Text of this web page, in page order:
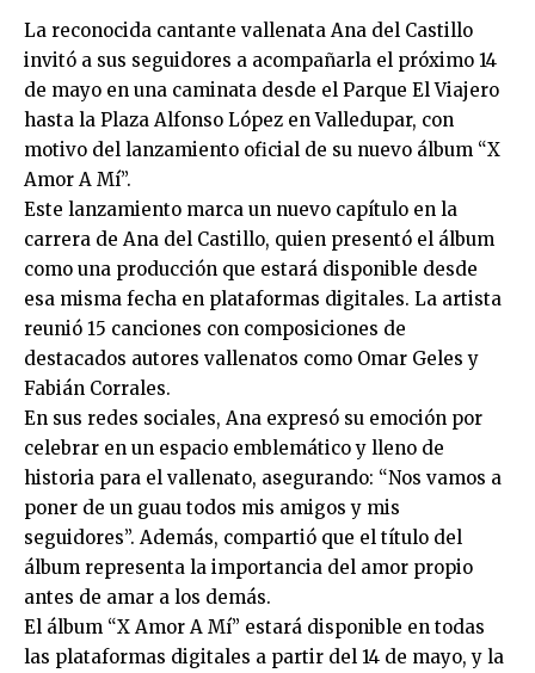
La reconocida cantante vallenata Ana del Castillo
invitó a sus seguidores a acompañarla el próximo 14
de mayo en una caminata desde el Parque El Viajero
hasta la Plaza Alfonso López en Valledupar, con
motivo del lanzamiento oficial de su nuevo álbum “X
Amor A Mí”.
Este lanzamiento marca un nuevo capítulo en la
carrera de Ana del Castillo, quien presentó el álbum
como una producción que estará disponible desde
esa misma fecha en plataformas digitales. La artista
reunió 15 canciones con composiciones de
destacados autores vallenatos como Omar Geles y
Fabián Corrales.
En sus redes sociales, Ana expresó su emoción por
celebrar en un espacio emblemático y lleno de
historia para el vallenato, asegurando: “Nos vamos a
poner de un guau todos mis amigos y mis
seguidores”. Además, compartió que el título del
álbum representa la importancia del amor propio
antes de amar a los demás.
El álbum “X Amor A Mí” estará disponible en todas
las plataformas digitales a partir del 14 de mayo, y la